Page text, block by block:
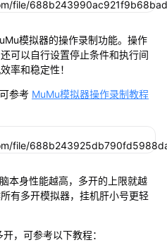
模拟器的操作录制功能。操作
可以自行设置停止条件和执行间
率和稳定性！
参考 MuMu模拟器操作录制教程
本身性能越高，多开的上限就越
有多开模拟器，挂机肝小号更轻
，可参考以下教程：